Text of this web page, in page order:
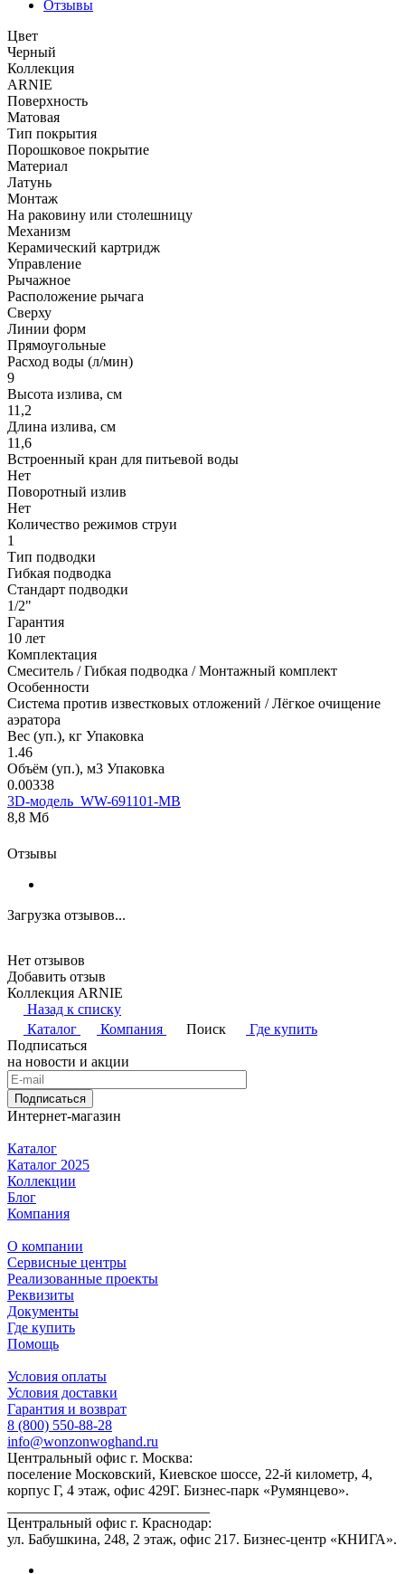
Отзывы
Цвет
Черный
Коллекция
ARNIE
Поверхность
Матовая
Тип покрытия
Порошковое покрытие
Материал
Латунь
Монтаж
На раковину или столешницу
Механизм
Керамический картридж
Управление
Рычажное
Расположение рычага
Сверху
Линии форм
Прямоугольные
Расход воды (л/мин)
9
Высота излива, см
11,2
Длина излива, см
11,6
Встроенный кран для питьевой воды
Нет
Поворотный излив
Нет
Количество режимов струи
1
Тип подводки
Гибкая подводка
Стандарт подводки
1/2"
Гарантия
10 лет
Комплектация
Смеситель / Гибкая подводка / Монтажный комплект
Особенности
Система против известковых отложений / Лёгкое очищение
аэратора
Вес (уп.), кг Упаковка
1.46
Объём (уп.), м3 Упаковка
0.00338
3D-модель_WW-691101-MB
8,8 Мб
Отзывы
Загрузка отзывов...
Нет отзывов
Добавить отзыв
Коллекция ARNIE
Назад к списку
Каталог
Компания Поиск
Где купить
Подписаться
на новости и акции
Подписаться
Интернет-магазин
Каталог
Каталог 2025
Коллекции
Блог
Компания
О компании
Сервисные центры
Реализованные проекты
Реквизиты
Документы
Где купить
Помощь
Условия оплаты
Условия доставки
Гарантия и возврат
8 (800) 550-88-28
info@wonzonwoghand.ru
Центральный офис г. Москва:
поселение Московский, Киевское шоссе, 22-й километр, 4,
корпус Г, 4 этаж, офис 429Г. Бизнес-парк «Румянцево».
Центральный офис г. Краснодар:
ул. Бабушкина, 248, 2 этаж, офис 217. Бизнес-центр «КНИГА».